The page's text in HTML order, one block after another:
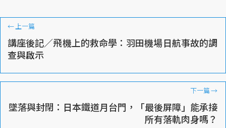
← 上一篇
講座後記／飛機上的救命學：羽田機場日航事故的調
查與啟示
下一篇→
墜落與封閉：日本鐵道月台門，「最後屏障」能承接
所有落軌肉身嗎？